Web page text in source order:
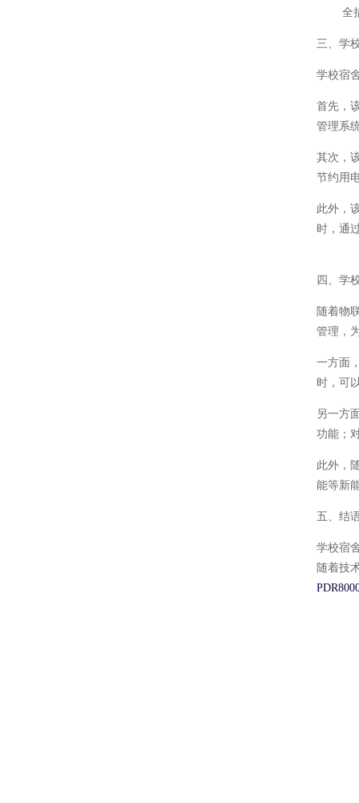
全
三、学
学校宿
首先，
管理系
其次，
节约用
此外，
时，通
四、学
随着物
管理，
一方面
时，可
另一方
功能；
此外，
能等新
五、结
学校宿
随着技